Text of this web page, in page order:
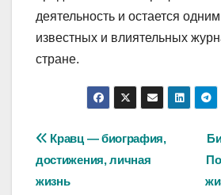
деятельность и остается
известных и влиятельных
стране.
Навигация
по
Кравц — биография,
достижения, личная
жизнь